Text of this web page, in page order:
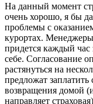
На данный момент
очень хорошо, я бы
проблемы с
курортах. Менеджеры
придется каждый
себе. Согласование
растянуться на
предложат
возвращения домой
направляет